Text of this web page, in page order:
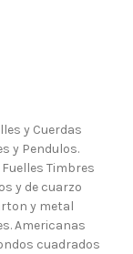
y Cuerdas
y Pendulos.
Fuelles Timbres
y de cuarzo
y metal
Americanas
cuadrados